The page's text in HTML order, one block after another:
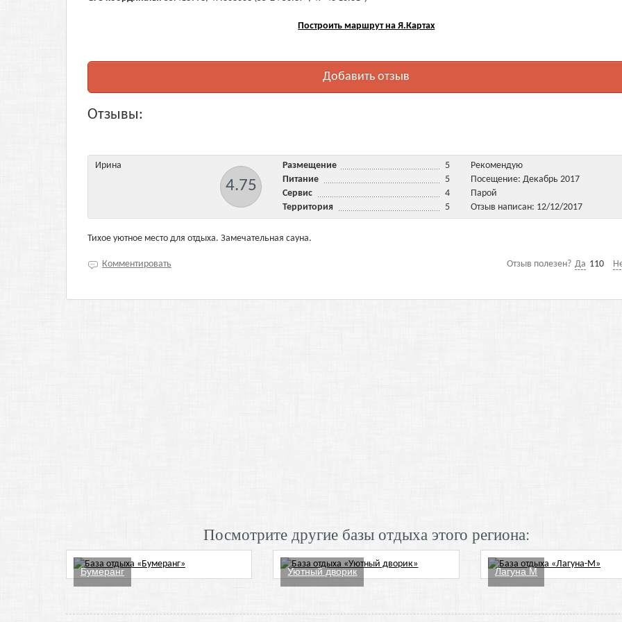
Построить маршрут на Я.Картах
Добавить отзыв
Отзывы:
Ирина
4.75
Размещение
5
Питание
5
Сервис
4
Территория
5
Рекомендую
Посещение: Декабрь 2017
Парой
Отзыв написан: 12/12/2017
Тихое уютное место для отдыха. Замечательная сауна.
Отзыв полезен? Да 110
Комментировать
Посмотрите другие базы отдыха этого региона:
Бумеранг Уютный дворик Лагуна М